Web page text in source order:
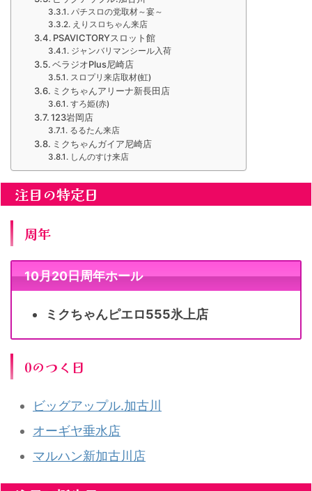
パチスロの党取材～宴～
えりスロちゃん来店
PSAVICTORYスロット館
ジャンバリマンシール入荷
ベラジオPlus尼崎店
スロプリ来店取材(虹)
ミクちゃんアリーナ新長田店
すろ姫(赤)
123岩岡店
るるたん来店
ミクちゃんガイア尼崎店
しんのすけ来店
注目の特定日
周年
10月20日周年ホール
ミクちゃんピエロ555氷上店
0のつく日
ビッグアップル.加古川
オーギヤ垂水店
マルハン新加古川店